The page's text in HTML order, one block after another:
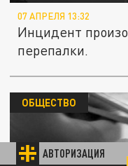
АВТОРИЗАЦИЯ
07 АПРЕЛЯ 13:32
Инцидент
перепалки.
ОБЩЕСТВО